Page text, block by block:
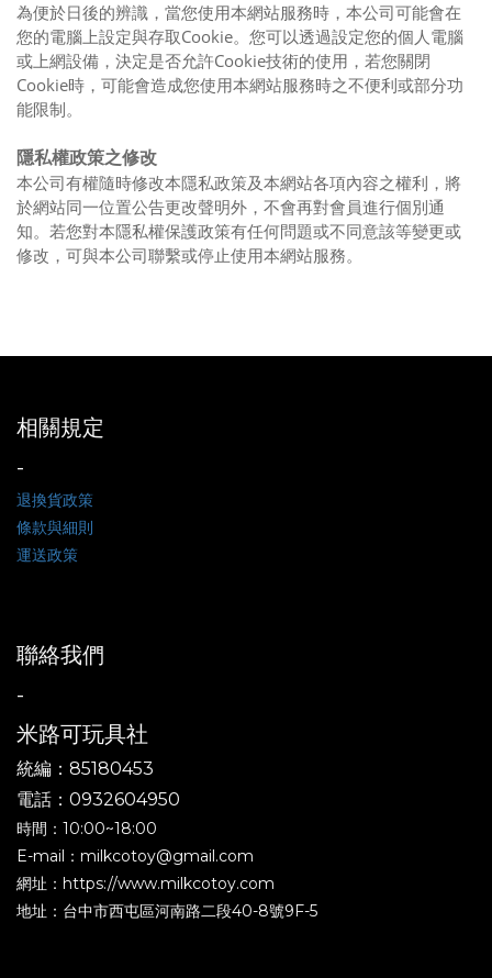
為便於日後的辨識，當您使用本網站服務時，本公司可能會在
您的電腦上設定與存取Cookie。您可以透過設定您的個人電腦
或上網設備，決定是否允許Cookie技術的使用，若您關閉
Cookie時，可能會造成您使用本網站服務時之不便利或部分功
能限制。
隱私權政策之修改
本公司有權隨時修改本隱私政策及本網站各項內容之權利，將
於網站同一位置公告更改聲明外，不會再對會員進行個別通
知。若您對本隱私權保護政策有任何問題或不同意該等變更或
修改，可與本公司聯繫或停止使用本網站服務。
相關規定
-
退換貨政策
條款與細則
運送政策
聯絡我們
-
米路可玩具社
統編：85180453
電話：0932604950
時間：10:00~18:00
E-mail：milkcotoy@gmail.com
網址：https://www.milkcotoy.com
地址：台中市西屯區河南路二段40-8號9F-5